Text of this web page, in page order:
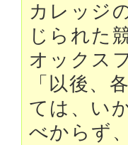
カレッジ
じられた
オックス
「以後、
ては、い
べからず